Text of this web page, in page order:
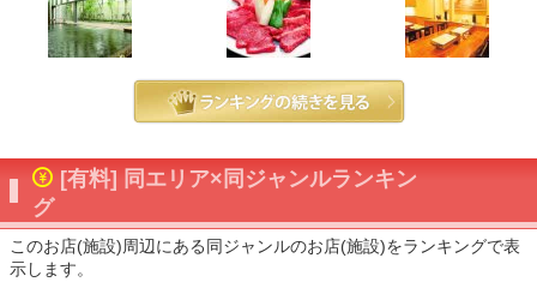
[有料] 同エリア×同ジャンルランキン
グ
このお店(施設)周辺にある同ジャンルのお店(施設)をランキングで表
示します。